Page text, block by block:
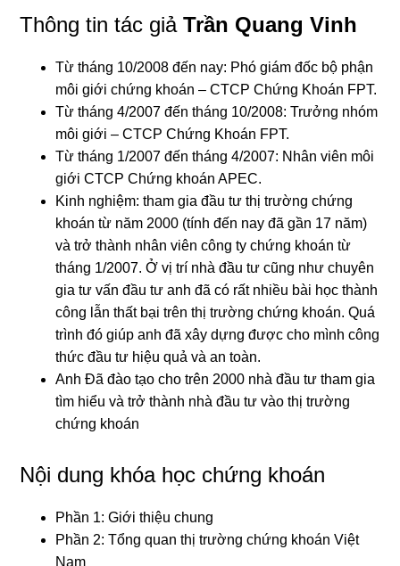
Thông tin tác giảTrần Quang Vinh
Từ tháng 10/2008 đến nay: Phó giám đốc bộ phận
môi giới chứng khoán – CTCP Chứng Khoán FPT.
Từ tháng 4/2007 đến tháng 10/2008: Trưởng nhóm
môi giới – CTCP Chứng Khoán FPT.
Từ tháng 1/2007 đến tháng 4/2007: Nhân viên môi
giới CTCP Chứng khoán APEC.
Kinh nghiệm: tham gia đầu tư thị trường chứng
khoán từ năm 2000 (tính đến nay đã gần 17 năm)
và trở thành nhân viên công ty chứng khoán từ
tháng 1/2007. Ở vị trí nhà đầu tư cũng như chuyên
gia tư vấn đầu tư anh đã có rất nhiều bài học thành
công lẫn thất bại trên thị trường chứng khoán. Quá
trình đó giúp anh đã xây dựng được cho mình công
thức đầu tư hiệu quả và an toàn.
Anh Đã đào tạo cho trên 2000 nhà đầu tư tham gia
tìm hiểu và trở thành nhà đầu tư vào thị trường
chứng khoán
Nội dung khóa học chứng khoán
Phần 1: Giới thiệu chung
Phần 2: Tổng quan thị trường chứng khoán Việt
Nam